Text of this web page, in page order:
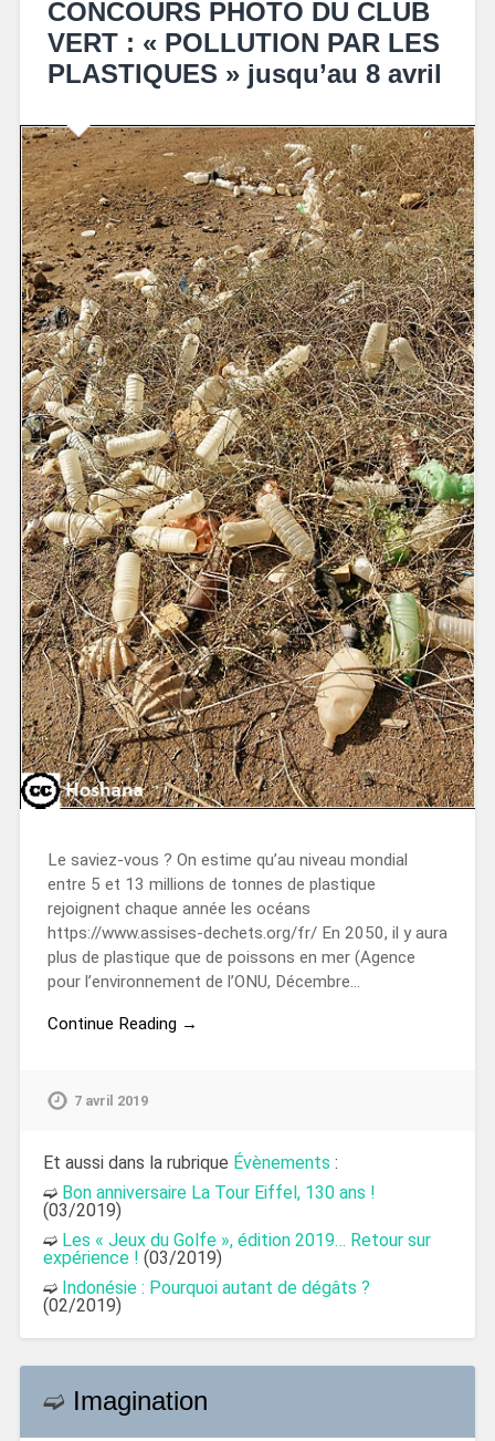
CONCOURS PHOTO DU CLUB
VERT : « POLLUTION PAR LES
PLASTIQUES » jusqu’au 8 avril
Le saviez-vous ? On estime qu’au niveau mondial
entre 5 et 13 millions de tonnes de plastique
rejoignent chaque année les océans
https://www.assises-dechets.org/fr/ En 2050, il y aura
plus de plastique que de poissons en mer (Agence
pour l’environnement de l’ONU, Décembre…
Continue Reading →
7 avril 2019
Et aussi dans la rubrique Évènements :
➫ Bon anniversaire La Tour Eiffel, 130 ans !
(03/2019)
➫ Les « Jeux du Golfe », édition 2019… Retour sur
expérience ! (03/2019)
➫ Indonésie : Pourquoi autant de dégâts ?
(02/2019)
➫ Imagination